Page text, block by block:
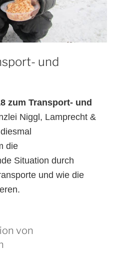
und
8 zum Transport- und
Niggl, Lamprecht &
die
Situation durch
und wie die
von